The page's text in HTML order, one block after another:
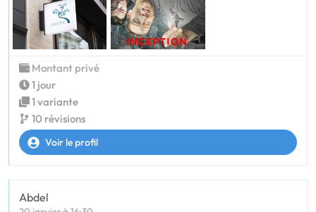
Montant privé
1 jour
1 variante
10 révisions
Voir le profil
Abdel